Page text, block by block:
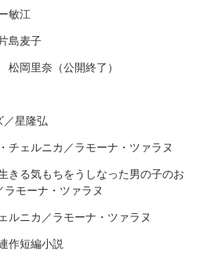
敏江
島麦子
岡里奈（公開終了）
星隆弘
ェルニカ／ラモーナ・ツァラヌ
きる気もちをうしなった男の子のお
モーナ・ツァラヌ
ニカ／ラモーナ・ツァラヌ
作短編小説